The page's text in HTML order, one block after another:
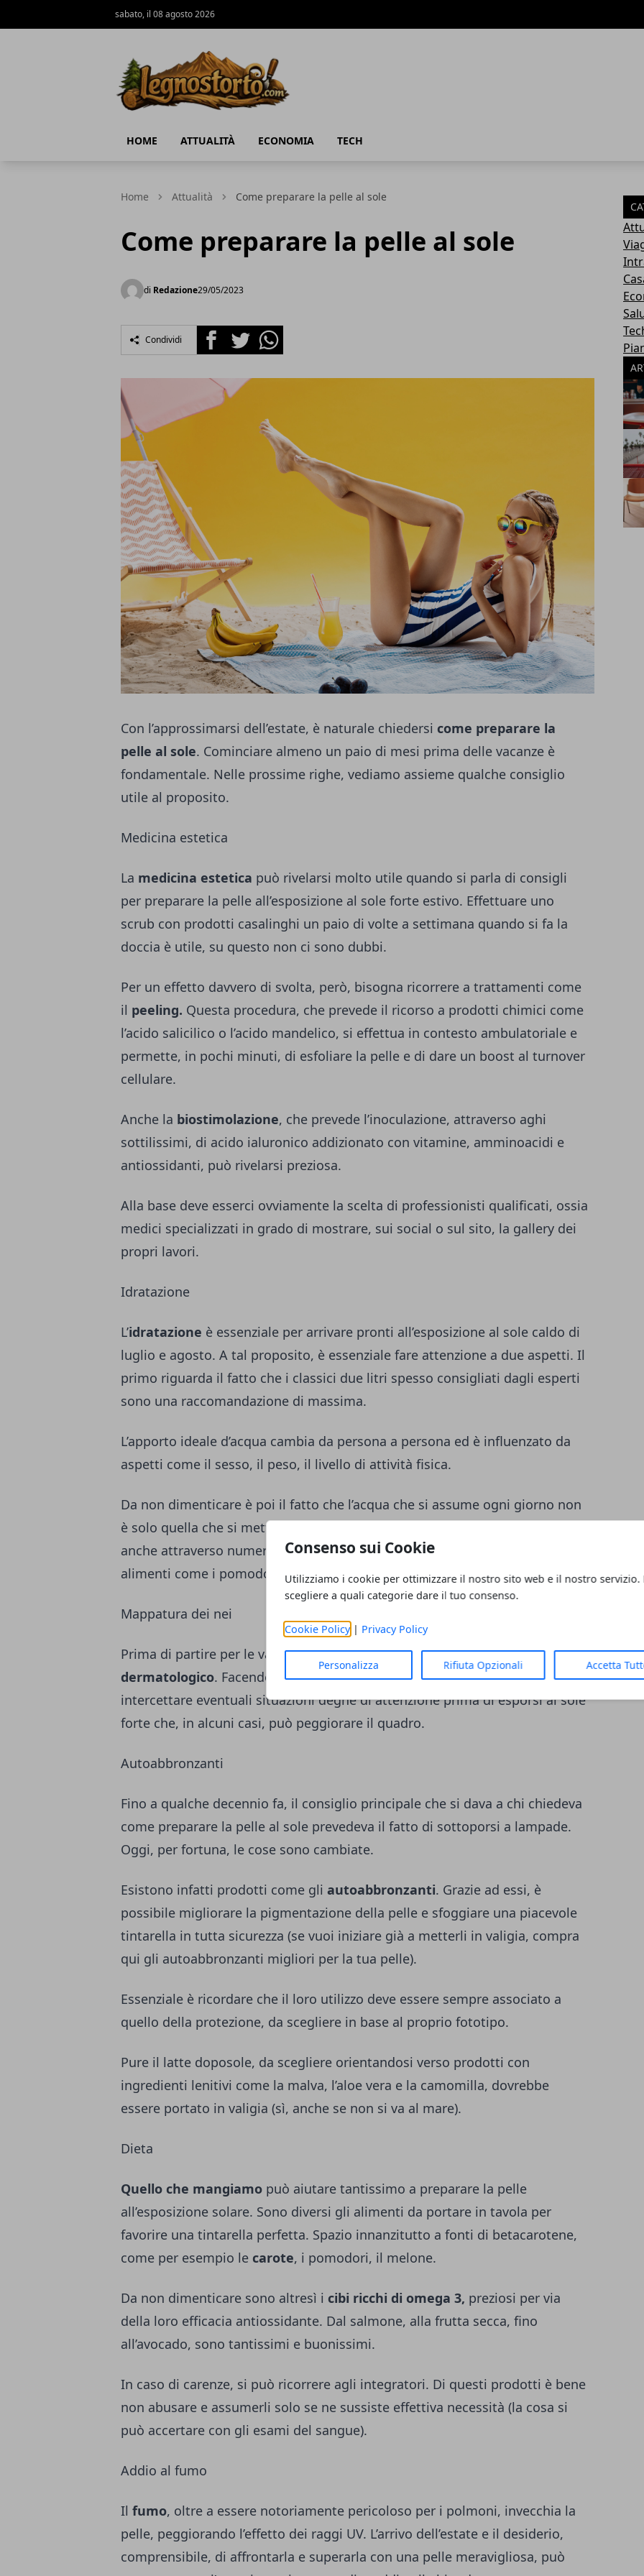
Consenso sui Cookie
Utilizziamo i cookie per ottimizzare il nostro sito web e il nostro servizio.
scegliere a quali categorie dare il tuo consenso.
Cookie Policy| Privacy Policy
Personalizza Rifiuta Opzionali Accetta
sabato, il 08 agosto 2026
HOME ATTUALITÀ ECONOMIA TECH
Home Attualità Come preparare la pelle al sole
Come preparare la pelle al sole
di Redazione29/05/2023
Condividi FacebookTwitterWhatsapp
Con l’approssimarsi dell’estate, è naturale chiedersi come preparare la
pelle al sole. Cominciare almeno un paio di mesi prima delle vacanze è
fondamentale. Nelle prossime righe, vediamo assieme qualche consiglio
utile al proposito.
Medicina estetica
La medicina estetica può rivelarsi molto utile quando si parla di consigli
per preparare la pelle all’esposizione al sole forte estivo. Effettuare uno
scrub con prodotti casalinghi un paio di volte a settimana quando si fa la
doccia è utile, su questo non ci sono dubbi.
Per un effetto davvero di svolta, però, bisogna ricorrere a trattamenti come
il peeling. Questa procedura, che prevede il ricorso a prodotti chimici come
l’acido salicilico o l’acido mandelico, si effettua in contesto ambulatoriale e
permette, in pochi minuti, di esfoliare la pelle e di dare un boost al turnover
cellulare.
Anche la biostimolazione, che prevede l’inoculazione, attraverso aghi
sottilissimi, di acido ialuronico addizionato con vitamine, amminoacidi e
antiossidanti, può rivelarsi preziosa.
Alla base deve esserci ovviamente la scelta di professionisti qualificati, ossia
medici specializzati in grado di mostrare, sui social o sul sito, la gallery dei
propri lavori.
Idratazione
L’idratazione è essenziale per arrivare pronti all’esposizione al sole caldo di
luglio e agosto. A tal proposito, è essenziale fare attenzione a due aspetti. Il
primo riguarda il fatto che i classici due litri spesso consigliati dagli esperti
sono una raccomandazione di massima.
L’apporto ideale d’acqua cambia da persona a persona ed è influenzato da
aspetti come il sesso, il peso, il livello di attività fisica.
Da non dimenticare è poi il fatto che l’acqua che si assume ogni giorno non
è solo quella che si mette nel bicchiere. Possiamo idratare il nostro corpo
anche attraverso numerosi cibi. In estate, non devono mancare sulla tavola
alimenti come i pomodori, i cetrioli, la lattuga.
Mappatura dei nei
Prima di partire per le vacanze, è importantesottoporsi a un controllo
dermatologico. Facendo lamappatura dei nei, è possibile individuare e
intercettare eventuali situazioni degne di attenzione prima di esporsi al sole
forte che, in alcuni casi, può peggiorare il quadro.
Autoabbronzanti
Fino a qualche decennio fa, il consiglio principale che si dava a chi chiedeva
come preparare la pelle al sole prevedeva il fatto di sottoporsi a lampade.
Oggi, per fortuna, le cose sono cambiate.
Esistono infatti prodotti come gli autoabbronzanti. Grazie ad essi, è
possibile migliorare la pigmentazione della pelle e sfoggiare una piacevole
tintarella in tutta sicurezza (se vuoi iniziare già a metterli in valigia, compra
qui gli autoabbronzanti migliori per la tua pelle).
Essenziale è ricordare che il loro utilizzo deve essere sempre associato a
quello della protezione, da scegliere in base al proprio fototipo.
Pure il latte doposole, da scegliere orientandosi verso prodotti con
ingredienti lenitivi come la malva, l’aloe vera e la camomilla, dovrebbe
essere portato in valigia (sì, anche se non si va al mare).
Dieta
Quello che mangiamo può aiutare tantissimo a preparare la pelle
all’esposizione solare. Sono diversi gli alimenti da portare in tavola per
favorire una tintarella perfetta. Spazio innanzitutto a fonti di betacarotene,
come per esempio le carote, i pomodori, il melone.
Da non dimenticare sono altresì i cibi ricchi di omega 3, preziosi per via
della loro efficacia antiossidante. Dal salmone, alla frutta secca, fino
all’avocado, sono tantissimi e buonissimi.
In caso di carenze, si può ricorrere agli integratori. Di questi prodotti è bene
non abusare e assumerli solo se ne sussiste effettiva necessità (la cosa si
può accertare con gli esami del sangue).
Addio al fumo
Il fumo, oltre a essere notoriamente pericoloso per i polmoni, invecchia la
pelle, peggiorando l’effetto dei raggi UV. L’arrivo dell’estate e il desiderio,
comprensibile, di affrontarla e superarla con una pelle meravigliosa, può